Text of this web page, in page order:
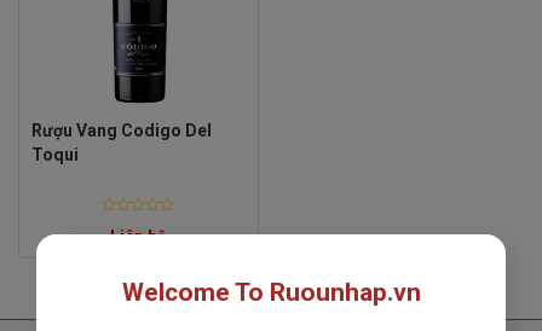
Rượu Vang Codigo Del
Toqui
Rated
Liên hệ
Welcome To Ruounhap.vn